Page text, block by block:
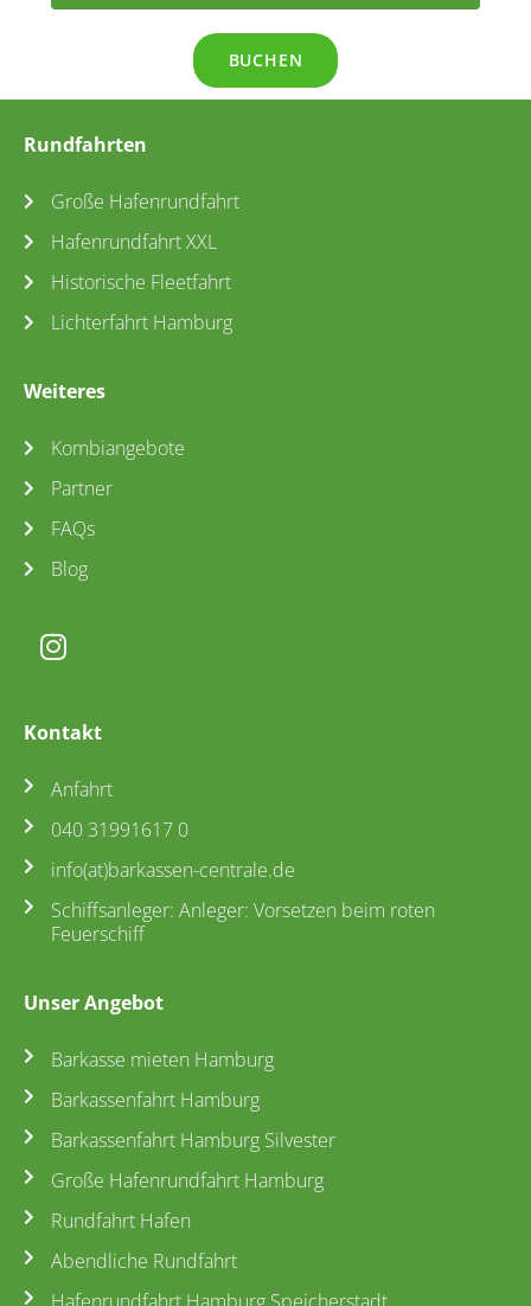
BUCHEN
Rundfahrten
Große Hafenrundfahrt
Hafenrundfahrt XXL
Historische Fleetfahrt
Lichterfahrt Hamburg
Weiteres
Kombiangebote
Partner
FAQs
Blog
Kontakt
Anfahrt
040 31991617 0
info(at)barkassen-centrale.de
Schiffsanleger: Anleger: Vorsetzen beim roten
Feuerschiff
Unser Angebot
Barkasse mieten Hamburg
Barkassenfahrt Hamburg
Barkassenfahrt Hamburg Silvester
Große Hafenrundfahrt Hamburg
Rundfahrt Hafen
Abendliche Rundfahrt